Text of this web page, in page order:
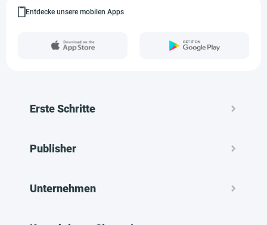
Entdecke unsere mobilen Apps
Erste Schritte
Publisher
Unternehmen